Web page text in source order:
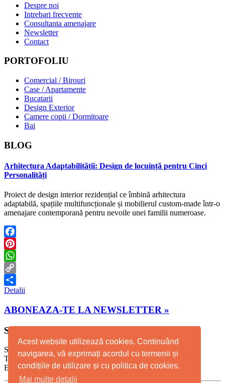
Acest website utilizează cookies. Continuând
navigarea, vă exprimați acordul cu termenii și
condițiile de utilizare și cu politica de cookies.
Mai multe detalii
Despre noi
Intrebari frecvente
Consultanta amenajare
Newsletter
Contact
PORTOFOLIU
Comercial / Birouri
Case / Apartamente
Bucatarii
Design Exterior
Camere copii / Dormitoare
Bai
BLOG
Arhitectura Adaptabilității: Design de locuință pentru Cinci
Personalități
Proiect de design interior rezidențial ce îmbină arhitectura
adaptabilă, spațiile multifuncționale și mobilierul custom-made într-o
amenajare contemporană pentru nevoile unei familii numeroase.
Facebook
Pinterest
WhatsApp
Copy
Link
Partajează
Detalii
ABONEAZA-TE LA NEWSLETTER »
STUDIO TIMISOARA
Str. Scolii Nr. 2A
T: +40 723 124 634, T: +4 0732 402 631
E-mail: info@whitedotdesign.ro